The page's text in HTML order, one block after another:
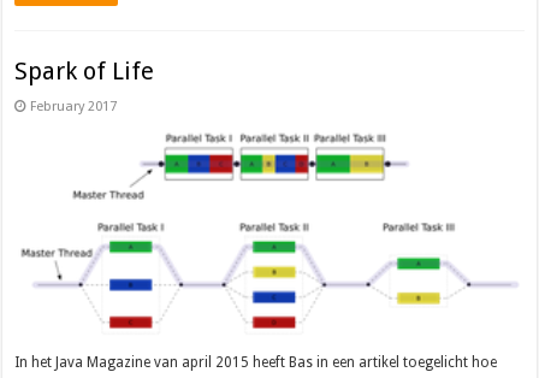
Spark of Life
February 2017
In het Java Magazine van april 2015 heeft Bas in een artikel toegelicht hoe